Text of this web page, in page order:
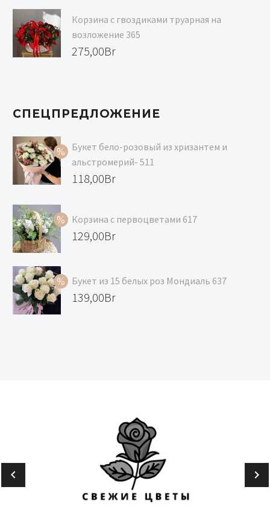
составляла
139,00Br.
цена:
129,00Br.
Корзина с гвоздиками труарная на
возложение 365
275,00Br
СПЕЦПРЕДЛОЖЕНИЕ
Букет бело-розовый из хризантем и
альстромерий- 511
Первоначальная
составляла
129,00Br.
118,00Br
цена:
118,00Br.
Корзина с первоцветами 617
Первоначальная
139,00Br.
129,00Br
129,00Br.
Букет из 15 белых роз Мондиаль 637
Первоначальная
139,00Br